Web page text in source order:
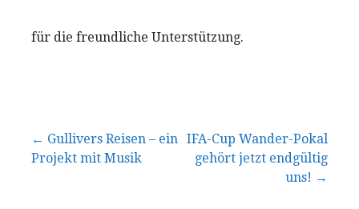
für die freundliche Unterstützung.
Beitragsnavigation
← Gullivers Reisen – ein
Projekt mit Musik
IFA-Cup Wander-Pokal
gehört jetzt endgültig
uns! →